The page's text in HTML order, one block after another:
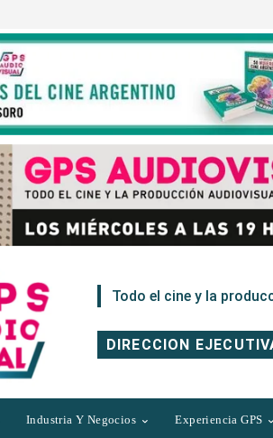
Todo el cine y la
DIRECCION
Industria Y Negocios Experiencia GPS